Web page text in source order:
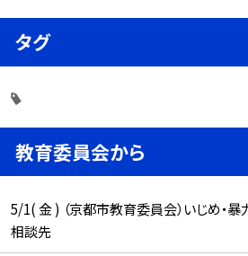
タグ
教育委員会から
5/1( 金 ) （京都市教育委員会）いじめ・
相談先